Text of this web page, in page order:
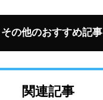
その他のおすすめ記事
関連記事